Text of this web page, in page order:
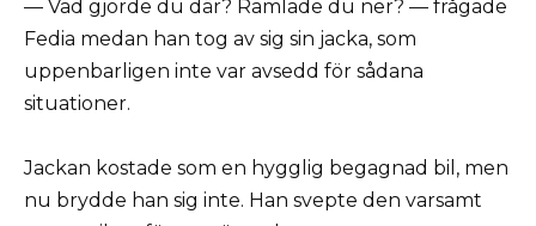
— Vad gjorde du där? Ramlade du ner? — frågade
Fedia medan han tog av sig sin jacka, som
uppenbarligen inte var avsedd för sådana
situationer.
Jackan kostade som en hygglig begagnad bil, men
nu brydde han sig inte. Han svepte den varsamt